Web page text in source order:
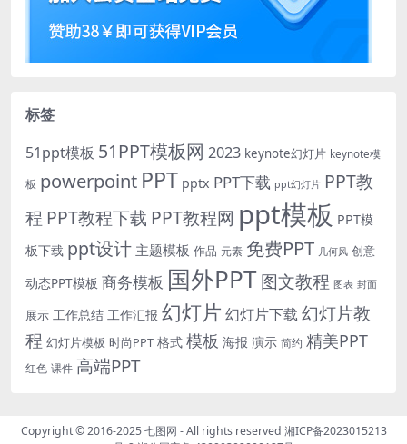
标签
51ppt模板 51PPT模板网 2023 keynote幻灯片 keynote模
板 powerpoint PPT pptx PPT下载 ppt幻灯片 PPT教
程 PPT教程下载 PPT教程网 ppt模板 PPT模
板下载 ppt设计 主题模板 作品 元素 免费PPT 几何风 创意
动态PPT模板 商务模板 国外PPT图文教程 图表 封面
展示 工作总结 工作汇报 幻灯片 幻灯片下载 幻灯片教
程 幻灯片模板 时尚PPT 格式 模板 海报 演示 简约 精美PPT
红色 课件 高端PPT
Copyright © 2016-2025七图网 - All rights reserved 湘ICP备2023015213